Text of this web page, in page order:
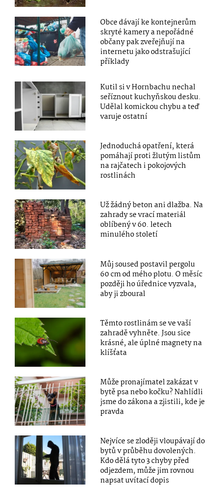
Obce dávají ke kontejnerům
skryté kamery a nepořádné
občany pak zveřejňují na
internetu jako odstrašující
příklady
Kutil si v Hornbachu nechal
seříznout kuchyňskou desku.
Udělal komickou chybu a teď
varuje ostatní
Jednoduchá opatření, která
pomáhají proti žlutým listům
na rajčatech i pokojových
rostlinách
Už žádný beton ani dlažba. Na
zahrady se vrací materiál
oblíbený v 60. letech
minulého století
Můj soused postavil pergolu
60 cm od mého plotu. O měsíc
později ho úřednice vyzvala,
aby ji zboural
Těmto rostlinám se ve vaší
zahradě vyhněte. Jsou sice
krásné, ale úplné magnety na
klíšťata
Může pronajímatel zakázat v
bytě psa nebo kočku? Nahlídli
jsme do zákona a zjistili, kde je
pravda
Nejvíce se zloději vloupávají do
bytů v průběhu dovolených.
Kdo dělá tyto 3 chyby před
odjezdem, může jim rovnou
napsat uvítací dopis